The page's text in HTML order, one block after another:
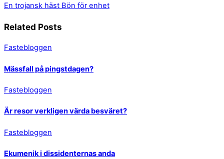
En trojansk häst Bön för enhet
Related Posts
Fastebloggen
Mässfall på pingstdagen?
Fastebloggen
Är resor verkligen värda besväret?
Fastebloggen
Ekumenik i dissidenternas anda